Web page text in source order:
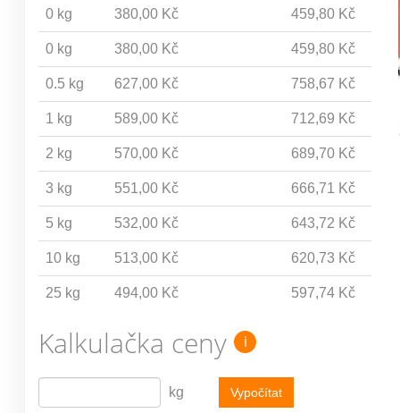
0 kg 380,00 Kč 459,80 Kč
0 kg 380,00 Kč 459,80 Kč
0.5 kg 627,00 Kč 758,67 Kč
1 kg 589,00 Kč 712,69 Kč
2 kg 570,00 Kč 689,70 Kč
3 kg 551,00 Kč 666,71 Kč
5 kg 532,00 Kč 643,72 Kč
10 kg 513,00 Kč 620,73 Kč
25 kg 494,00 Kč 597,74 Kč
Kalkulačka ceny i
kg Vypočítat